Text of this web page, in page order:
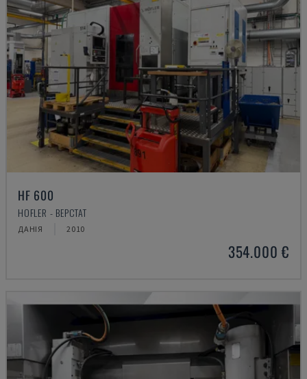
HF 600
HOFLER - ВЕРСТАТ
ДАНІЯ 2010
354.000 €